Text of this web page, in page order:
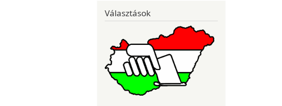
Választások